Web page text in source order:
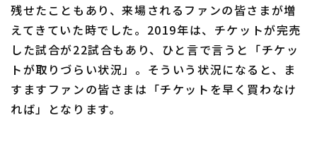
残せたこともあり、来場されるファンの皆さまが増
えてきていた時でした。2019年は、チケットが完売
した試合が22試合もあり、ひと言で言うと「チケッ
トが取りづらい状況」。そういう状況になると、ま
すますファンの皆さまは「チケットを早く買わなけ
れば」となります。